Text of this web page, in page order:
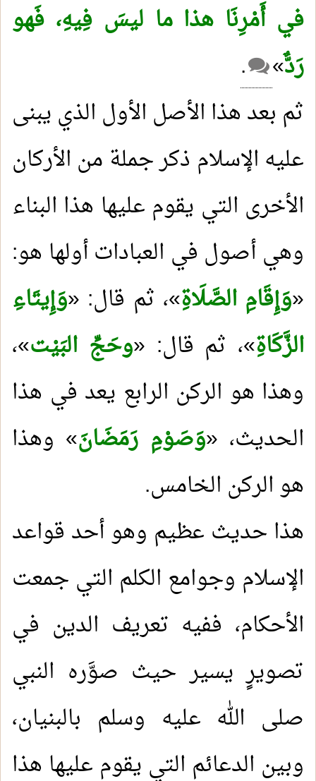
في أَمْرِنَا هذا ما ليسَ فِيهِ، فَهو
رَدٌّ»
.
ثم بعد هذا الأصل الأول الذي يبنى
عليه الإسلام ذكر جملة من الأركان
الأخرى التي يقوم عليها هذا البناء
وهي أصول في العبادات أولها هو:
«وَإِقَامِ الصَّلَاةِ»، ثم قال: «وَإِيتَاءِ
الزَّكَاةِ»، ثم قال: «وحَجِّ البَيْت»،
وهذا هو الركن الرابع يعد في هذا
الحديث، «وَصَوْمِ رَمَضَانَ» وهذا
هو الركن الخامس.
هذا حديث عظيم وهو أحد قواعد
الإسلام وجوامع الكلم التي جمعت
الأحكام، ففيه تعريف الدين في
تصويرٍ يسير حيث صوَّره النبي
صلى الله عليه وسلم بالبنيان،
وبين الدعائم التي يقوم عليها هذا